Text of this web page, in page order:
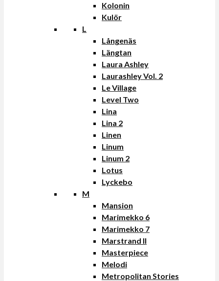
Kolonin
Kulör
L
Långenäs
Längtan
Laura Ashley
Laurashley Vol. 2
Le Village
Level Two
Lina
Lina 2
Linen
Linum
Linum 2
Lotus
Lyckebo
M
Mansion
Marimekko 6
Marimekko 7
Marstrand II
Masterpiece
Melodi
Metropolitan Stories